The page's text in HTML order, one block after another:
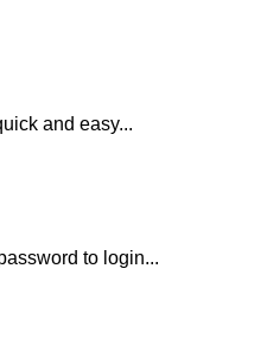
and easy...
to login...